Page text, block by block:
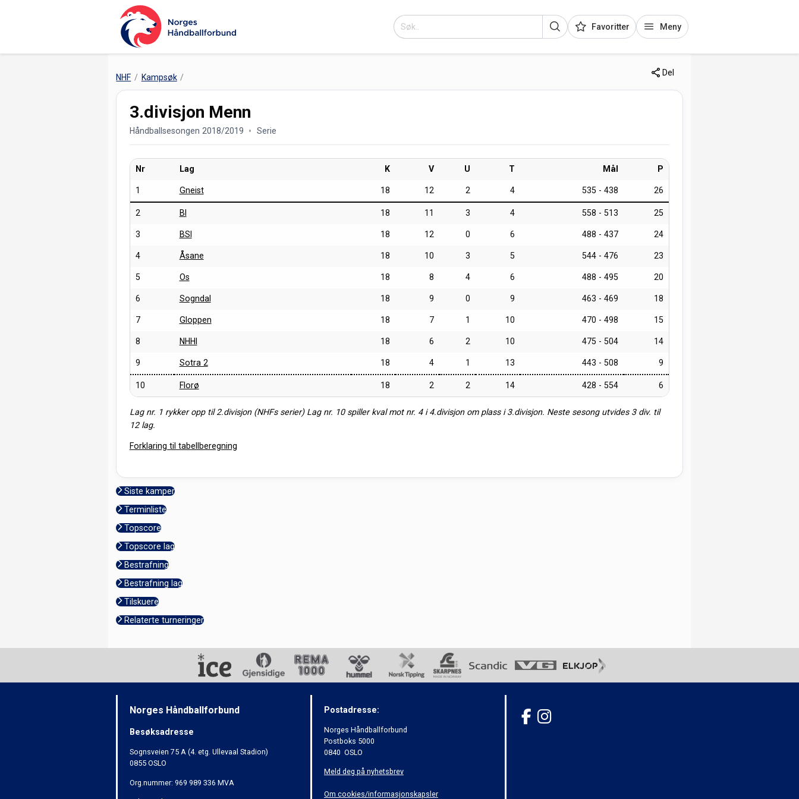
Favoritter Meny
NHF Kampsøk Del
3.divisjon Menn
Håndballsesongen 2018/2019 Serie
Nr Lag K V U T Mål P
1 Gneist 18 12 2 4 535 - 438 26
2 BI 18 11 3 4 558 - 513 25
3 BSI 18 12 0 6 488 - 437 24
4 Åsane 18 10 3 5 544 - 476 23
5 Os 18 8 4 6 488 - 495 20
6 Sogndal 18 9 0 9 463 - 469 18
7 Gloppen 18 7 1 10 470 - 498 15
8 NHHI 18 6 2 10 475 - 504 14
9 Sotra 2 18 4 1 13 443 - 508 9
10 Florø 18 2 2 14 428 - 554 6
Lag nr. 1 rykker opp til 2.divisjon (NHFs serier) Lag nr. 10 spiller kval mot nr. 4 i 4.divisjon om plass i 3.divisjon. Neste sesong utvides 3 div. til
12 lag.
Forklaring til tabellberegning
Siste kamper
Terminliste
Topscore
Topscore lag
Bestrafning
Bestrafning lag
Tilskuere
Relaterte turneringer
Norges Håndballforbund
Besøksadresse
Sognsveien 75 A (4. etg. Ullevaal Stadion)
0855 OSLO
Org.nummer: 969 989 336 MVA
Postadresse:
Norges Håndballforbund
Postboks 5000
0840 OSLO
Meld deg på nyhetsbrev
Om cookies/informasjonskapsler